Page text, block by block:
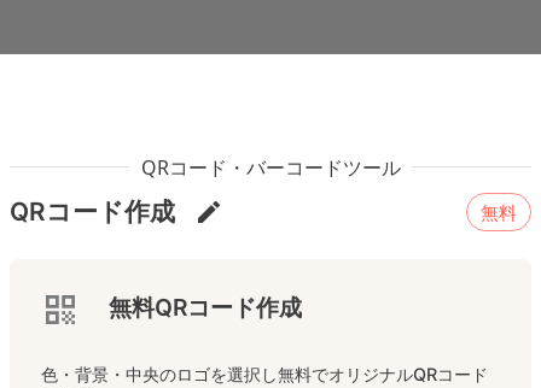
QRコード・バーコードツール
QRコード作成 無料
無料QRコード作成
色・背景・中央のロゴを選択し無料でオリジナルQRコード